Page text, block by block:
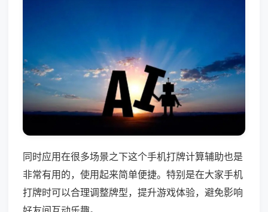
同时应用在很多场景之下这个手机打牌计算辅助也是
非常有用的，使用起来简单便捷。特别是在大家手机
打牌时可以合理调整牌型，提升游戏体验，避免影响